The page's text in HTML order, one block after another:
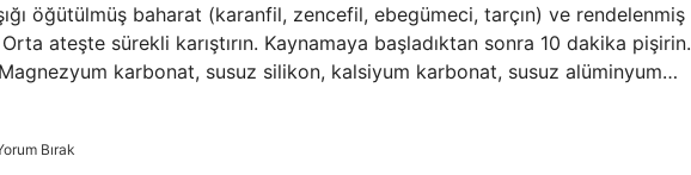
öğütülmüş baharat (karanfil, zencefil, ebegümeci, tarçın) ve rendelenmiş
ateşte sürekli karıştırın. Kaynamaya başladıktan sonra 10 dakika pişirin.
karbonat, susuz silikon, kalsiyum karbonat, susuz alüminyum…
Bırak